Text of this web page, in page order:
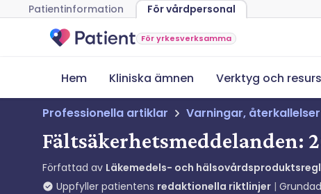
Patientinformation För vårdpersonal
För yrkesverksamma
Hem Kliniska ämnen Verktyg och
Professionella artiklar Varningar,
Fältsäkerhetsmeddelanden:
Författad av Läkemedels- och
Uppfyller patientens redaktionella riktlinjer